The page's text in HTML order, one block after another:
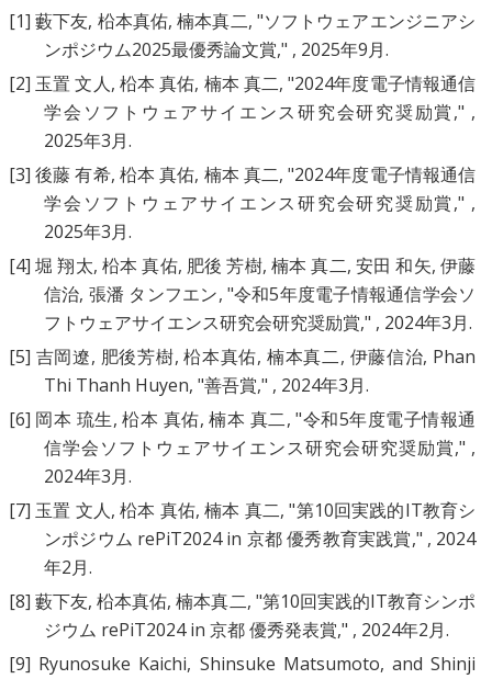
[1] 藪下友, 柗本真佑,楠本真二, "ソフトウェアエンジニアシ
ンポジウム2025最優秀論文賞," , 2025年9月.
[2] 玉置 文人, 柗本 真佑, 楠本 真二, "2024年度電子情報通信
学会ソフトウェアサイエンス研究会研究奨励賞," ,
2025年3月.
[3] 後藤 有希, 柗本 真佑, 楠本 真二, "2024年度電子情報通信
学会ソフトウェアサイエンス研究会研究奨励賞," ,
2025年3月.
[4] 堀 翔太, 柗本 真佑, 肥後 芳樹, 楠本 真二, 安田 和矢, 伊藤
信治, 張潘 タンフエン, "令和5年度電子情報通信学会ソ
フトウェアサイエンス研究会研究奨励賞," , 2024年3月.
[5] 吉岡遼, 肥後芳樹,柗本真佑, 楠本真二, 伊藤信治, Phan
Thi Thanh Huyen, "善吾賞," , 2024年3月.
[6] 岡本 琉生,柗本 真佑,楠本 真二, "令和5年度電子情報通
信学会ソフトウェアサイエンス研究会研究奨励賞," ,
2024年3月.
[7] 玉置 文人,柗本 真佑,楠本 真二, "第10回実践的IT教育シ
ンポジウム rePiT2024 in 京都 優秀教育実践賞," , 2024
年2月.
[8] 藪下友,柗本真佑,楠本真二, "第10回実践的IT教育シンポ
ジウム rePiT2024 in 京都 優秀発表賞," , 2024年2月.
[9] Ryunosuke Kaichi, Shinsuke Matsumoto, andShinji